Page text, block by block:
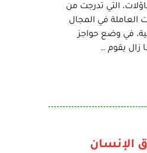
التي تدرجت من
العاملة في المجال
في وضع حواجز
زال يقوم …
الإنسان